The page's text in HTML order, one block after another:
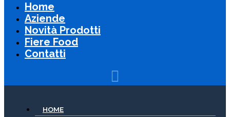
Home
Aziende
Novità Prodotti
Fiere Food
Contatti
HOME